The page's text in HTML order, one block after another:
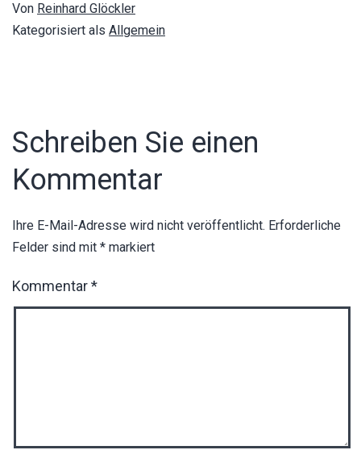
Von Reinhard Glöckler
Kategorisiert als Allgemein
Schreiben Sie einen
Kommentar
Ihre E-Mail-Adresse wird nicht veröffentlicht. Erforderliche
Felder sind mit * markiert
Kommentar*